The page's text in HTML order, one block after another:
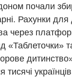
почали
Рахунки
через
«Таблеточки»
тисячі